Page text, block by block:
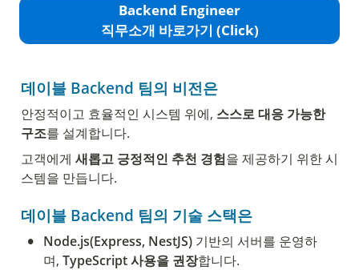
Backend Engineer
직무소개 바로가기 (Click)
데이블 Backend 팀의 비전은
안정적이고 효율적인 시스템 위에, 스스로 대응 가능한
구조를 설계합니다.
고객에게 새롭고 긍정적인 추천 경험을 제공하기 위한 시
스템을 만듭니다.
데이블 Backend 팀의 기술 스택은
• Node.js(Express, NestJS) 기반의 서버를 운영하
며, TypeScript 사용을 권장합니다.